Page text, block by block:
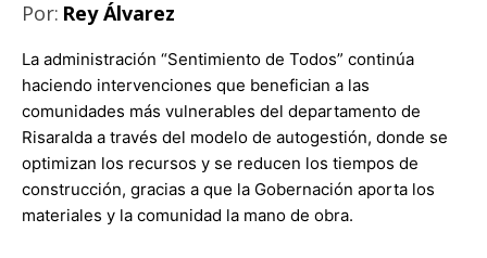
Por: Rey Álvarez
La administración “Sentimiento de Todos” continúa
haciendo intervenciones que benefician a las
comunidades más vulnerables del departamento de
Risaralda a través del modelo de autogestión, donde se
optimizan los recursos y se reducen los tiempos de
construcción, gracias a que la Gobernación aporta los
materiales y la comunidad la mano de obra.